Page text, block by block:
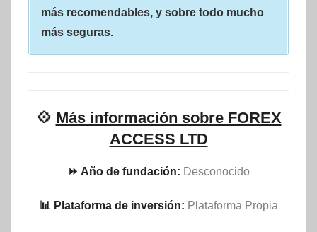
más recomendables, y sobre todo mucho
más seguras.
💠 Más información sobre FOREX
ACCESS LTD
⏩ Año de fundación: Desconocido
📊 Plataforma de inversión: Plataforma Propia